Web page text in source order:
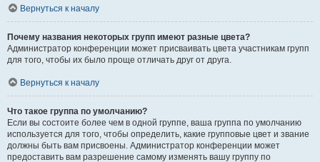
Вернуться к началу
Почему названия некоторых групп имеют разные цвета?
Администратор конференции может присваивать цвета участникам групп
для того, чтобы их было проще отличать друг от друга.
Вернуться к началу
Что такое группа по умолчанию?
Если вы состоите более чем в одной группе, ваша группа по умолчанию
используется для того, чтобы определить, какие групповые цвет и звание
должны быть вам присвоены. Администратор конференции может
предоставить вам разрешение самому изменять вашу группу по